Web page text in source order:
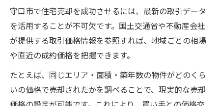
守口市で住宅売却を成功させるには、最新の取引データ
を活用することが不可欠です。国土交通省や不動産会社
が提供する取引価格情報を参照すれば、地域ごとの相場
や直近の成約価格を把握できます。
たとえば、同じエリア・面積・築年数の物件がどのくら
いの価格で売却されたかを調べることで、現実的な売却